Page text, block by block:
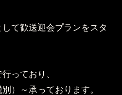
て歓送迎会プランをスタ
っており、
）～承っております。